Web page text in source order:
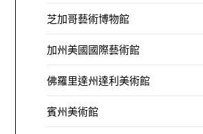
芝加哥藝術博物館
加州美國國際藝術館
佛羅里達州達利美術館
賓州美術館